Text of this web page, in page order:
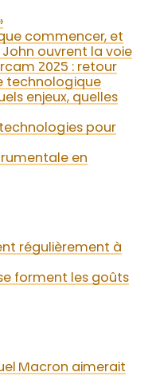
commencer, et
ouvrent la voie
2025 : retour
technologique
enjeux, quelles
technologies pour
en
régulièrement à
forment les goûts
Macron aimerait